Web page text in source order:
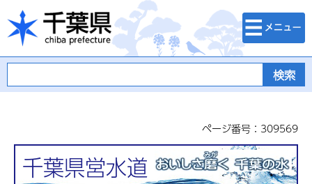
千葉県
検索・メニュ
ー
ページ番号：309569
千葉県営水道